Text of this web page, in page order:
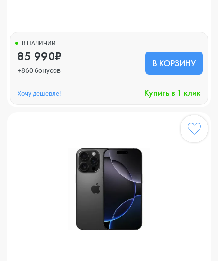
В НАЛИЧИИ
85 990₽
+860 бонусов
В КОРЗИНУ
Хочу дешевле! Купить в 1 клик